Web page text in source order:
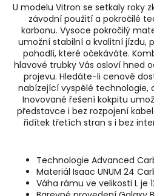
U modelu Vitron se setkaly roky
závodní použití a pokročilé
karbonu. Vysoce pokročilý
umožní stabilní a kvalitní jízdu,
pohodlí, které očekáváte.
hlavové trubky Vás osloví hned
projevu. Hledáte-li cenově
nabízející vyspělé technologie,
Inovované řešení kokpitu
představce i bez rozpojení
řidítek třetích stran s i bez
Technologie Advanced
Materiál Isaac UNUM 24
Váha rámu ve velikosti L je